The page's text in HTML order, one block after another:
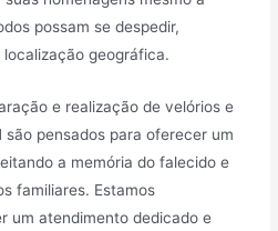
possam se despedir,
geográfica.
e realização de velórios e
são pensados para oferecer um
a memória do falecido e
familiares. Estamos
um atendimento dedicado e